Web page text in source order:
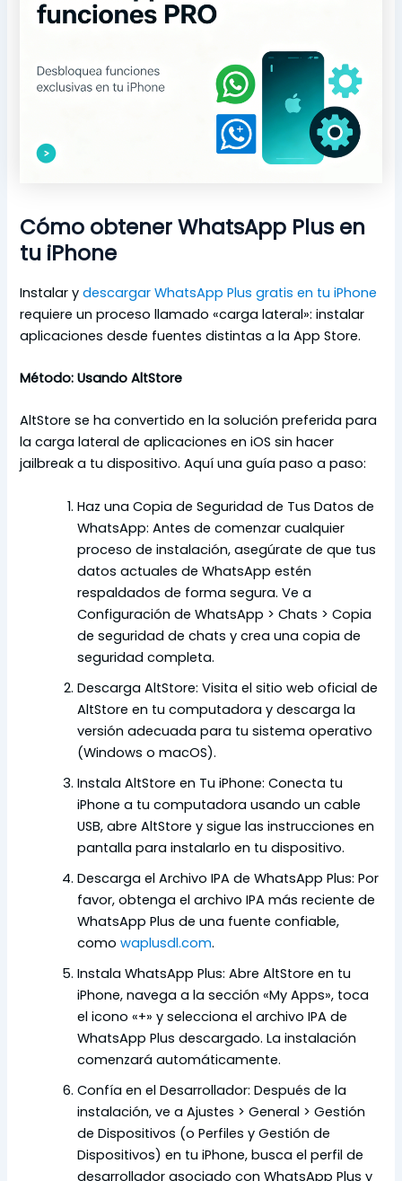
Cómo obtener WhatsApp Plus en
tu iPhone
Instalar ydescargar WhatsApp Plus gratis en tu iPhone
requiere un proceso llamado «carga lateral»: instalar
aplicaciones desde fuentes distintas a la App Store.
Método: Usando AltStore
AltStore se ha convertido en la solución preferida para
la carga lateral de aplicaciones en iOS sin hacer
jailbreak a tu dispositivo. Aquí una guía paso a paso:
Haz una Copia de Seguridad de Tus Datos de
WhatsApp: Antes de comenzar cualquier
proceso de instalación, asegúrate de que tus
datos actuales de WhatsApp estén
respaldados de forma segura. Ve a
Configuración de WhatsApp > Chats > Copia
de seguridad de chats y crea una copia de
seguridad completa.
Descarga AltStore: Visita el sitio web oficial de
AltStore en tu computadora y descarga la
versión adecuada para tu sistema operativo
(Windows o macOS).
Instala AltStore en Tu iPhone: Conecta tu
iPhone a tu computadora usando un cable
USB, abre AltStore y sigue las instrucciones en
pantalla para instalarlo en tu dispositivo.
Descarga el Archivo IPA de WhatsApp Plus: Por
favor, obtenga el archivo IPA más reciente de
WhatsApp Plus de una fuente confiable,
comowaplusdl.com.
Instala WhatsApp Plus: Abre AltStore en tu
iPhone, navega a la sección «My Apps», toca
el icono «+» y selecciona el archivo IPA de
WhatsApp Plus descargado. La instalación
comenzará automáticamente.
Confía en el Desarrollador: Después de la
instalación, ve a Ajustes > General > Gestión
de Dispositivos (o Perfiles y Gestión de
Dispositivos) en tu iPhone, busca el perfil de
desarrollador asociado con WhatsApp Plus y